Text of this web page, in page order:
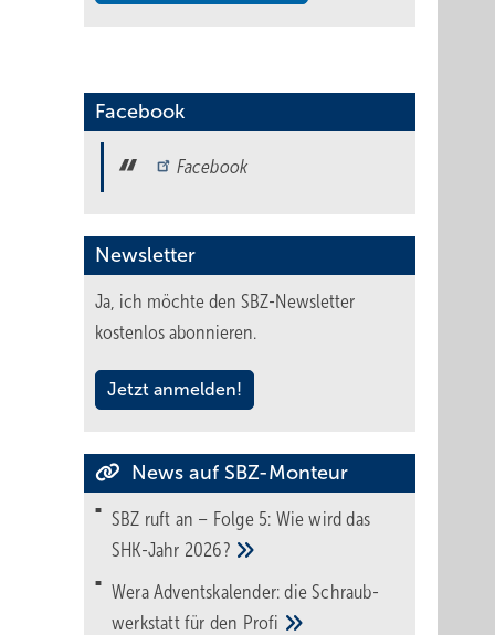
Facebook
Facebook
Newsletter
Ja, ich möchte den SBZ-Newsletter
kostenlos abonnieren.
Jetzt anmelden!
News auf SBZ-Monteur
SBZ ruft an – Folge 5: Wie wird das
SHK-Jahr 2026?
Wera Adventskalender: die Schraub­
werk­statt für den Pro­fi